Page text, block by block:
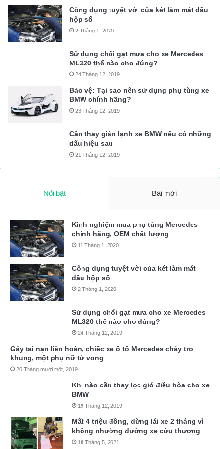
Công dụng tuyệt vời của két làm mát dầu
hộp số
2 Tháng 1, 2020
Sử dụng chổi gạt mưa cho xe Mercedes
ML320 thế nào cho đúng?
24 Tháng 12, 2019
Bảo vệ: Tại sao nên sử dụng phụ tùng xe
BMW chính hãng?
23 Tháng 12, 2019
Cần thay giàn lạnh xe BMW nếu có những
dấu hiệu sau
21 Tháng 12, 2019
Nổi bật Bài mới
Kinh nghiệm mua phụ tùng Mercedes
chính hãng, OEM chất lượng
11 Tháng 1, 2020
Công dụng tuyệt vời của két làm mát
dầu hộp số
2 Tháng 1, 2020
Sử dụng chổi gạt mưa cho xe Mercedes
ML320 thế nào cho đúng?
24 Tháng 12, 2019
Gây tai nạn liên hoàn, chiếc xe ô tô Mercedes cháy trơ
khung, một phụ nữ tử vong
20 Tháng mười một, 2019
Khi nào cần thay lọc gió điều hòa cho xe
BMW
19 Tháng 12, 2019
Mất 4 triệu đồng, dừng lái xe 2 tháng vì
không nhường đường xe cứu thương
18 Tháng 5, 2021